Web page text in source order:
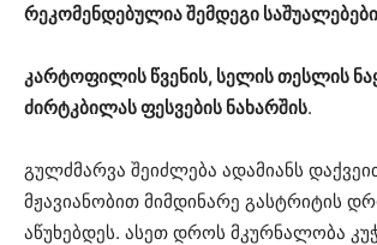
რეკომენდებულია შემდეგი
კარტოფილის წვენის, სელის თესლის
ძირტკბილას ფესვების ნახარშის.
გულძმარვა შეიძლება ადამიანს
მჟავიანობით მიმდინარე გასტრიტის
აწუხებდეს. ასეთ დროს მკურნალობა